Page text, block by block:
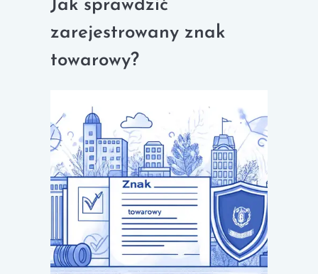
Jak sprawdzić
zarejestrowany znak
towarowy?